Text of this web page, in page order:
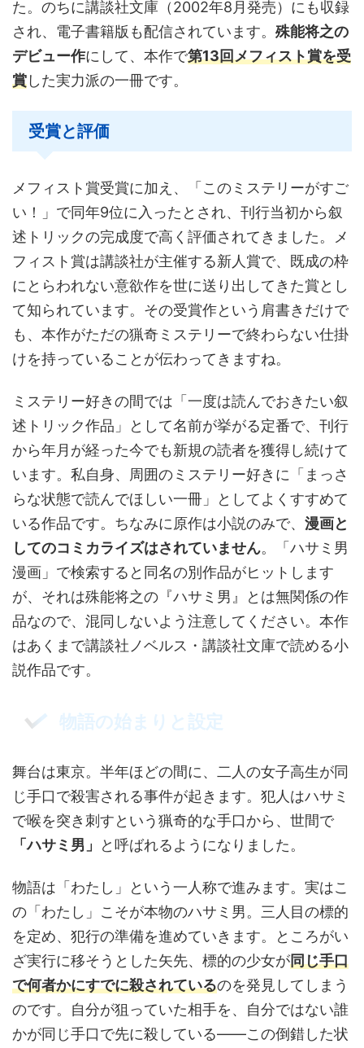
た。のちに講談社文庫（2002年8月発売）にも収録
され、電子書籍版も配信されています。 殊能将之の
デビュー作にして、本作で第13回メフィスト賞を受
賞した実力派の一冊です。
受賞と評価
メフィスト賞受賞に加え、「このミステリーがすご
い！」で同年9位に入ったとされ、刊行当初から叙
述トリックの完成度で高く評価されてきました。メ
フィスト賞は講談社が主催する新人賞で、既成の枠
にとらわれない意欲作を世に送り出してきた賞とし
て知られています。その受賞作という肩書きだけで
も、本作がただの猟奇ミステリーで終わらない仕掛
けを持っていることが伝わってきますね。
ミステリー好きの間では「一度は読んでおきたい叙
述トリック作品」として名前が挙がる定番で、刊行
から年月が経った今でも新規の読者を獲得し続けて
います。私自身、周囲のミステリー好きに「まっさ
らな状態で読んでほしい一冊」としてよくすすめて
いる作品です。ちなみに原作は小説のみで、 漫画と
してのコミカライズはされていません。「ハサミ男
漫画」で検索すると同名の別作品がヒットします
が、それは殊能将之の『ハサミ男』とは無関係の作
品なので、混同しないよう注意してください。本作
はあくまで講談社ノベルス・講談社文庫で読める小
説作品です。
物語の始まりと設定
舞台は東京。半年ほどの間に、二人の女子高生が同
じ手口で殺害される事件が起きます。犯人はハサミ
で喉を突き刺すという猟奇的な手口から、世間で
「ハサミ男」
と呼ばれるようになりました。
物語は「わたし」という一人称で進みます。実はこ
の「わたし」こそが本物のハサミ男。三人目の標的
を定め、犯行の準備を進めていきます。ところがい
ざ実行に移そうとした矢先、標的の少女が同じ手口
で何者かにすでに殺されているのを発見してしまう
のです。自分が狙っていた相手を、自分ではない誰
かが同じ手口で先に殺している——この倒錯した状